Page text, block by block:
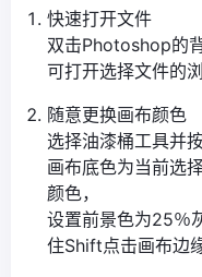
快速打开文件
双击Photoshop的
可打开选择文件的浏
随意更换画布颜色
选择油漆桶工具并
画布底色为当前选
颜色，
设置前景色为25％
住Shift点击画布边缘